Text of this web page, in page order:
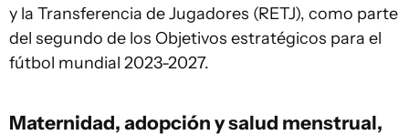
y la Transferencia de Jugadores (RETJ), como parte
del segundo de los Objetivos estratégicos para el
fútbol mundial 2023-2027.
Maternidad, adopción y salud menstrual,